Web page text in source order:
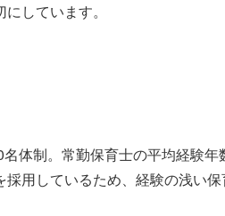
しています。
体制。常勤保育士の平均経験
採用しているため、経験の浅い